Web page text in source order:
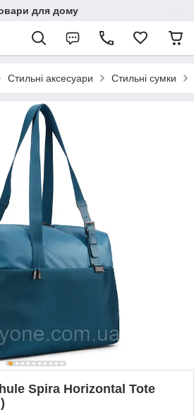
для дому
Стильні аксесуари Стильні сумки
Spira Horizontal Tote